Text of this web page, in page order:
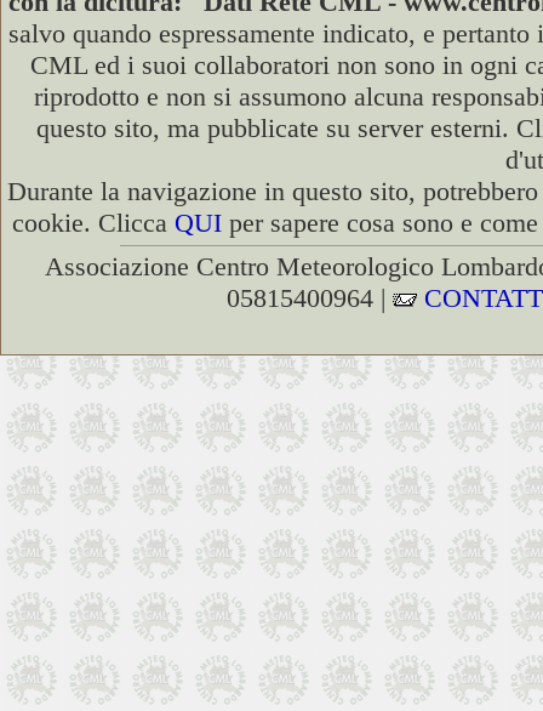
salvo quando espressamente indicato, e
CML ed i suoi collaboratori non sono in ogni
riprodotto e non si assumono alcuna
questo sito, ma pubblicate su server esterni.
Durante la navigazione in questo sito,
cookie. Clicca QUI per sapere cosa sono e
Associazione Centro Meteorologico
05815400964 |